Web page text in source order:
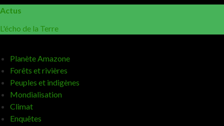
Actus
L'écho de la Terre
Planète Amazone
Forêts et rivières
Peuples et indigènes
Mondialisation
Climat
Enquêtes